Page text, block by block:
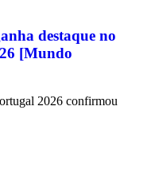
destaque no
[Mundo
2026 confirmou